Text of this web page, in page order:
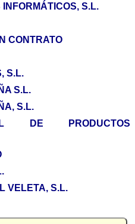
S.L.
CONTRATO
S.L.
S.L.
S.L.
DE PRODUCTOS
VELETA, S.L.